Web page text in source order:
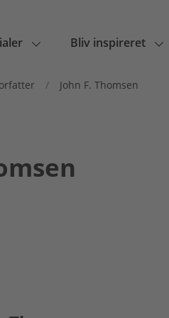
Bliv inspireret
/ John F. Thomsen